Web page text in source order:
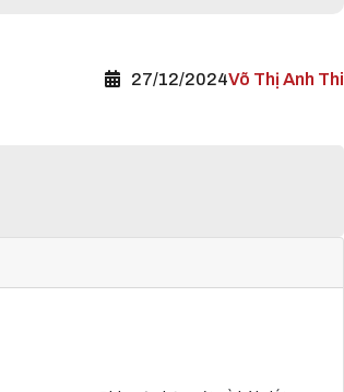
27/12/2024Võ Thị Anh Thi